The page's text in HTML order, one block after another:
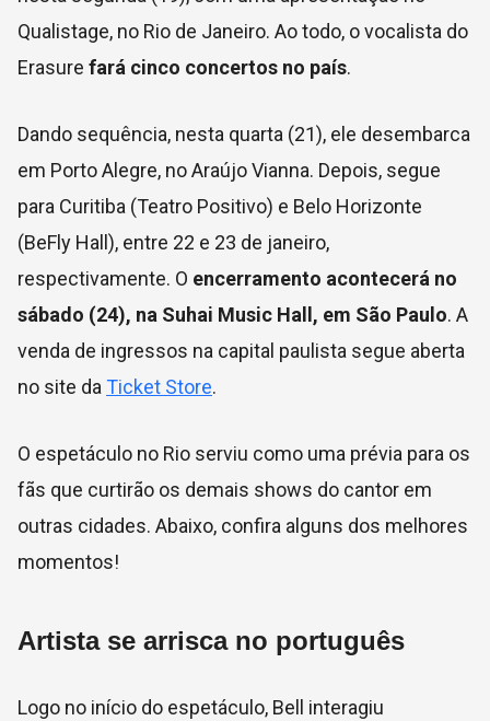
Qualistage, no Rio de Janeiro. Ao todo, o vocalista do
Erasure fará cinco concertos no país.
Dando sequência, nesta quarta (21), ele desembarca
em Porto Alegre, no Araújo Vianna. Depois, segue
para Curitiba (Teatro Positivo) e Belo Horizonte
(BeFly Hall), entre 22 e 23 de janeiro,
respectivamente. O encerramento acontecerá no
sábado (24), na Suhai Music Hall, em São Paulo. A
venda de ingressos na capital paulista segue aberta
no site daTicket Store.
O espetáculo no Rio serviu como uma prévia para os
fãs que curtirão os demais shows do cantor em
outras cidades. Abaixo, confira alguns dos melhores
momentos!
Artista se arrisca no português
Logo no início do espetáculo, Bell interagiu